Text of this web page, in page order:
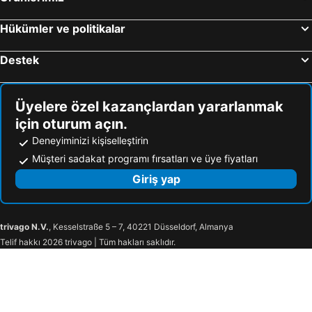
Bolton Otelleri
Milton Keynes Otelleri
Horley Otelleri
Reading Otelleri
Southwark Otelleri
Hükümler ve politikalar
Destek
Üyelere özel kazançlardan yararlanmak
için oturum açın.
Deneyiminizi kişiselleştirin
Müşteri sadakat programı fırsatları ve üye fiyatları
Giriş yap
trivago N.V., Kesselstraße 5 – 7, 40221 Düsseldorf, Almanya
Telif hakkı 2026 trivago | Tüm hakları saklıdır.